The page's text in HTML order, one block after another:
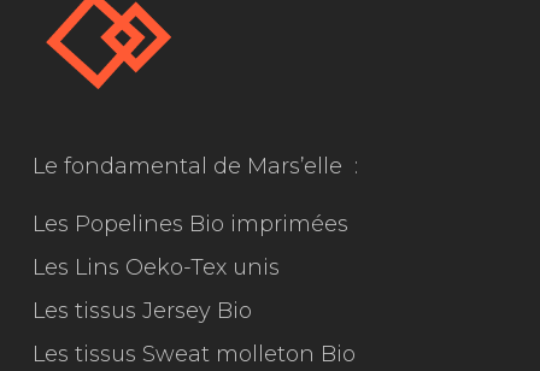
Le fondamental de Mars’elle :
Les Popelines Bio imprimées
Les Lins Oeko-Tex unis
Les tissus Jersey Bio
Les tissus Sweat molleton Bio